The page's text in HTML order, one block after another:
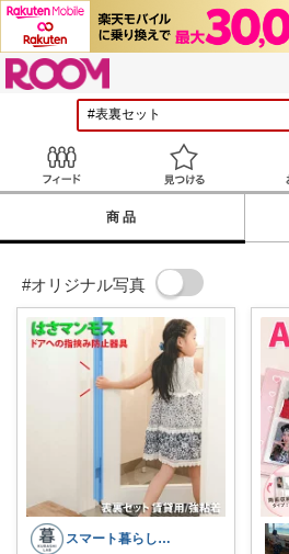
見つ
商品
#オリジナル写真
スマート暮らしラボ